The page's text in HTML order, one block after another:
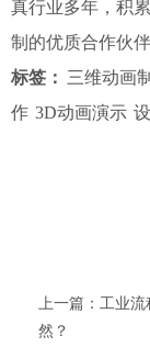
真行业多年，积
制的优质合作伙伴
标签： 三维动画
作 3D动画演示
上一篇：工业
然？